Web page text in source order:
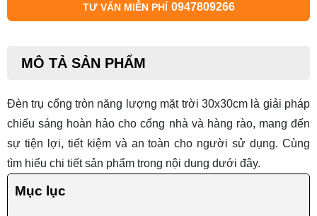
TƯ VẤN MIỄN PHÍ 0947809266
MÔ TẢ SẢN PHẨM
Đèn trụ cổng tròn năng lượng mặt trời 30x30cm là giải pháp
chiếu sáng hoàn hảo cho cổng nhà và hàng rào, mang đến
sự tiện lợi, tiết kiệm và an toàn cho người sử dụng. Cùng
tìm hiểu chi tiết sản phẩm trong nội dung dưới đây.
Mục lục